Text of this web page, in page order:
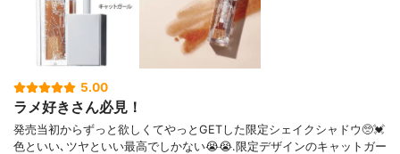
5.00
ラメ好きさん必見！
発売当初からずっと欲しくてやっとGETした限定シェイクシャドウ🥺💓
色といい､ツヤといい最高でしかない😭😭.限定デザインのキャットガー